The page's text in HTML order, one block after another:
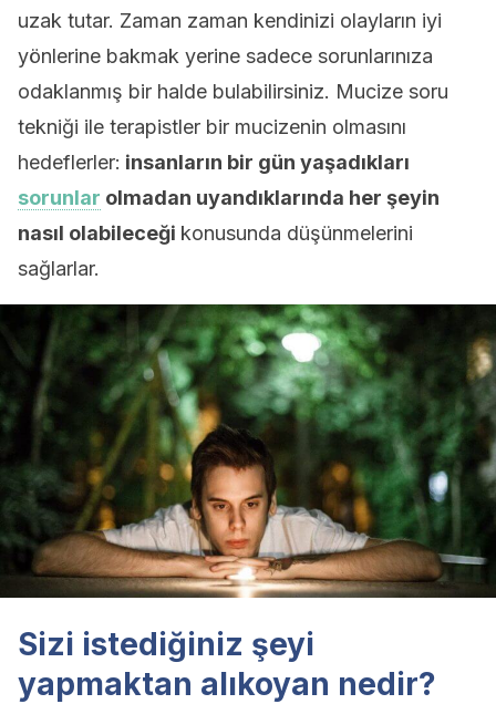
uzak tutar. Zaman zaman kendinizi olayların iyi
yönlerine bakmak yerine sadece sorunlarınıza
odaklanmış bir halde bulabilirsiniz. Mucize soru
tekniği ile terapistler bir mucizenin olmasını
hedeflerler: insanların bir gün yaşadıkları
sorunlar olmadan uyandıklarında her şeyin
nasıl olabileceği konusunda düşünmelerini
sağlarlar.
Sizi istediğiniz şeyi
yapmaktan alıkoyan nedir?